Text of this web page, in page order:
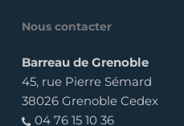
Nous contacter
Barreau de Grenoble
45, rue Pierre Sémard
38026 Grenoble Cedex
04 76 15 10 36